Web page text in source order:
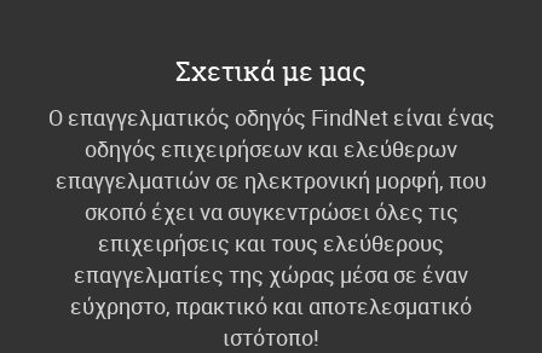
Σχετικά με μας
Ο επαγγελματικός οδηγός FindNet είναι ένας
οδηγός επιχειρήσεων και ελεύθερων
επαγγελματιών σε ηλεκτρονική μορφή, που
σκοπό έχει να συγκεντρώσει όλες τις
επιχειρήσεις και τους ελεύθερους
επαγγελματίες της χώρας μέσα σε έναν
εύχρηστο, πρακτικό και αποτελεσματικό
ιστότοπο!